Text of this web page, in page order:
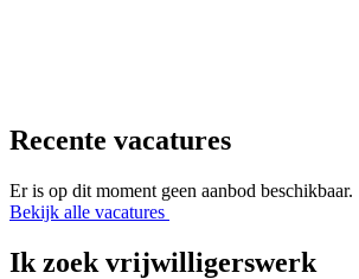
Recente vacatures
Er is op dit moment geen aanbod beschikbaar.
Bekijk alle vacatures
Ik zoek vrijwilligerswerk